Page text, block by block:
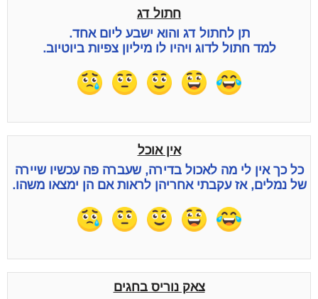
חתול דג
תן לחתול דג והוא ישבע ליום אחד.
למד חתול לדוג ויהיו לו מיליון צפיות ביוטיוב.
אין אוכל
כל כך אין לי מה לאכול בדירה, שעברה פה עכשיו שיירה
של נמלים, אז עקבתי אחריהן לראות אם הן ימצאו משהו.
צאק נוריס בחגים